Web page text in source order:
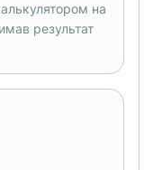
на
результат